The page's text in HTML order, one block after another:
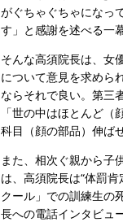
がぐちゃぐちゃになっ
す」と感謝を述べる一幕
そんな高須院長は、女
について意見を求めら
ならそれで良い。第三
「世の中はほとんど
科目（顔の部品）伸ば
また、相次ぐ親から子
は、高須院長は“体罰
クール」での訓練生の
長への電話インタビュ